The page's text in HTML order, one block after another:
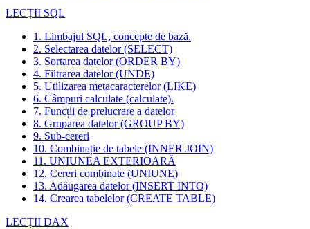
LECȚII SQL
1. Limbajul SQL, concepte de bază.
2. Selectarea datelor (SELECT)
3. Sortarea datelor (ORDER BY)
4. Filtrarea datelor (UNDE)
5. Utilizarea metacaracterelor (LIKE)
6. Câmpuri calculate (calculate).
7. Funcții de prelucrare a datelor
8. Gruparea datelor (GROUP BY)
9. Sub-cereri
10. Combinație de tabele (INNER JOIN)
11. UNIUNEA EXTERIOARĂ
12. Cereri combinate (UNIUNE)
13. Adăugarea datelor (INSERT INTO)
14. Crearea tabelelor (CREATE TABLE)
LECȚII DAX